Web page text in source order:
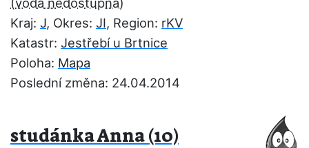
Kraj: J, Okres: JI, Region: rKV
Katastr: Jestřebí u Brtnice
Poloha: Mapa
Poslední změna: 24.04.2014
studánka Anna (10)